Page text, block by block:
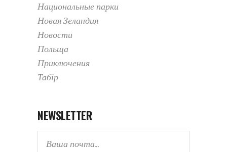
Национальные парки
Новая Зеландия
Новости
Польща
Приключения
Табір
NEWSLETTER